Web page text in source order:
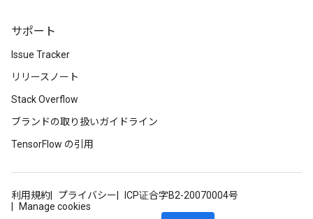
サポート
Issue Tracker
リリースノート
Stack Overflow
ブランドの取り扱いガイドライン
TensorFlow の引用
利用規約 プライバシー
ICP证合字B2-20070004号
Manage cookies